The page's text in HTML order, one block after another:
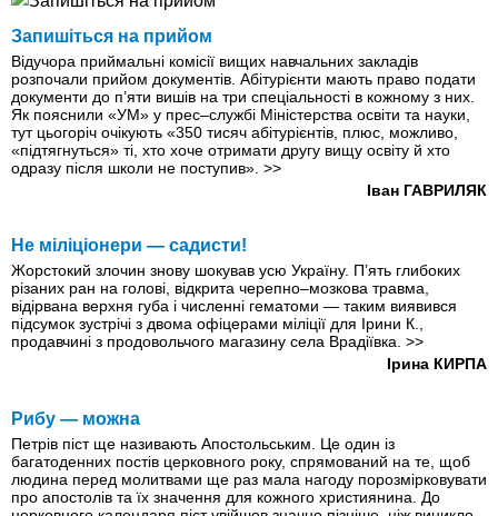
Запишіться на прийом
Відучора приймальні комісії вищих навчальних закладів
розпочали прийом документів. Абітурієнти мають право подати
документи до п’яти вишів на три спеціальності в кожному з них.
Як пояснили «УМ» у прес–службі Міністерства освіти та науки,
тут цьогоріч очікують «350 тисяч абітурієнтів, плюс, можливо,
«підтягнуться» ті, хто хоче отримати другу вищу освіту й хто
одразу після школи не поступив». >>
Іван ГАВРИЛЯК
Не міліціонери — садисти!
Жорстокий злочин знову шокував усю Україну. П’ять глибоких
різаних ран на голові, відкрита черепно–мозкова травма,
відірвана верхня губа і численні гематоми — таким виявився
підсумок зустрічі з двома офіцерами міліції для Ірини К.,
продавчині з продовольчого магазину села Врадіївка. >>
Ірина КИРПА
Рибу — можна
Петрів піст ще називають Апостольським. Це один iз
багатоденних постів церковного року, спрямований на те, щоб
людина перед молитвами ще раз мала нагоду порозмірковувати
про апостолів та їх значення для кожного християнина. До